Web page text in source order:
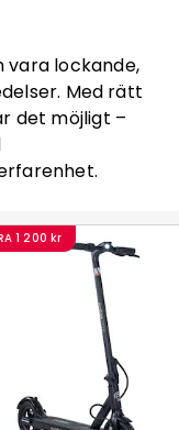
lockande,
Med rätt
det möjligt –
1 200 kr